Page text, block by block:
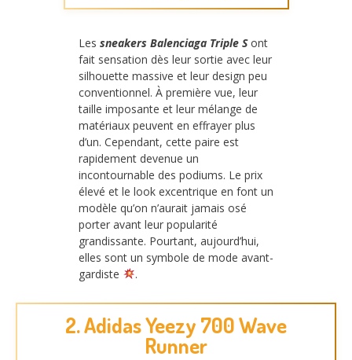
Les sneakers Balenciaga Triple Sont
fait sensation dès leur sortie avec leur
silhouette massive et leur design peu
conventionnel. À première vue, leur
taille imposante et leur mélange de
matériaux peuvent en effrayer plus
d’un. Cependant, cette paire est
rapidement devenue un
incontournable des podiums. Le prix
élevé et le look excentrique en font un
modèle qu’on n’aurait jamais osé
porter avant leur popularité
grandissante. Pourtant, aujourd’hui,
elles sont un symbole de mode avant-
gardiste
.
2. Adidas Yeezy 700 Wave
Runner